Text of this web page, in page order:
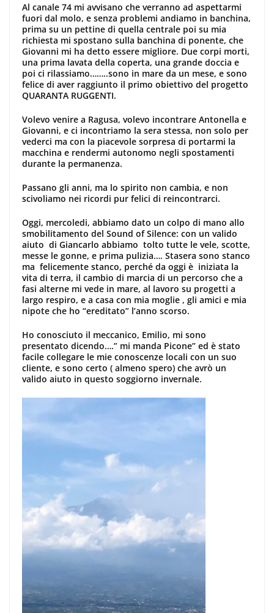
Al canale 74 mi avvisano che verranno ad aspettarmi
fuori dal molo, e senza problemi andiamo in banchina,
prima su un pettine di quella centrale poi su mia
richiesta mi spostano sulla banchina di ponente, che
Giovanni mi ha detto essere migliore. Due corpi morti,
una prima lavata della coperta, una grande doccia e
poi ci rilassiamo……..sono in mare da un mese, e sono
felice di aver raggiunto il primo obiettivo del progetto
QUARANTA RUGGENTI.
Volevo venire a Ragusa, volevo incontrare Antonella e
Giovanni, e ci incontriamo la sera stessa, non solo per
vederci ma con la piacevole sorpresa di portarmi la
macchina e rendermi autonomo negli spostamenti
durante la permanenza.
Passano gli anni, ma lo spirito non cambia, e non
scivoliamo nei ricordi pur felici di reincontrarci.
Oggi, mercoledi, abbiamo dato un colpo di mano allo
smobilitamento del Sound of Silence: con un valido
aiuto di Giancarlo abbiamo tolto tutte le vele, scotte,
messe le gonne, e prima pulizia…. Stasera sono stanco
ma felicemente stanco, perché da oggi è iniziata la
vita di terra, il cambio di marcia di un percorso che a
fasi alterne mi vede in mare, al lavoro su progetti a
largo respiro, e a casa con mia moglie , gli amici e mia
nipote che ho “ereditato” l’anno scorso.
Ho conosciuto il meccanico, Emilio, mi sono
presentato dicendo….” mi manda Picone” ed è stato
facile collegare le mie conoscenze locali con un suo
cliente, e sono certo ( almeno spero) che avrò un
valido aiuto in questo soggiorno invernale.